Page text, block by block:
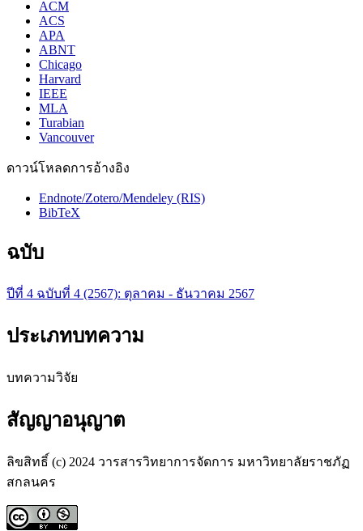
ACM
ACS
APA
ABNT
Chicago
Harvard
IEEE
MLA
Turabian
Vancouver
ดาวน์โหลดการอ้างอิง
Endnote/Zotero/Mendeley (RIS)
BibTeX
ฉบับ
ปีที่ 4 ฉบับที่ 4 (2567): ตุลาคม - ธันวาคม 2567
ประเภทบทความ
บทความวิจัย
สัญญาอนุญาต
ลิขสิทธิ์ (c) 2024 วารสารวิทยาการจัดการ มหาวิทยาลัยราชภัฏ
สกลนคร